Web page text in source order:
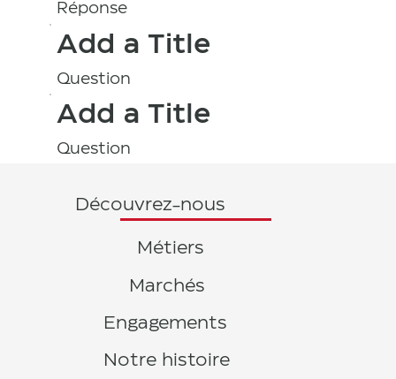
Réponse
Add a Title
Question
Add a Title
Question
Notre histoire
Engagements
Marchés
Métiers
Découvrez-nous